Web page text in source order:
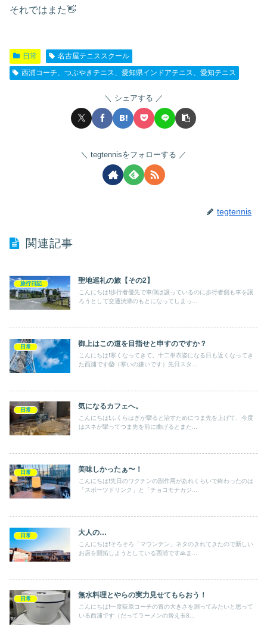
それではまた👋
日常
名古屋テニススクール
西浦コーチ、つぶやきテニス、愛知県インドアテニス、愛知テニス
シェアする
tegtennisをフォローする
tegtennis
関連記事
旅行日記 聖地巡礼の旅【その2】
こんにちは❗️歩行者優先で車側は譲っているのに歩行者側も車を譲
ろうとして交通渋滞のもとになってしまっ...
日常 御上はこの道を目指せと申すのですか？
こんにちは❗️寒くなってきて、十二単衣姿になる日も近くなってき
た西浦です😱（寒いの嫌いです）先日スタ...
日常 気になるカフェへ。
こんにちは❗️ふくらはぎが攣ると治すためにつま先を上げて、今度
はスネが攣ってつま先を前に曲げるとまた...
日常 美味しかったぁ〜！
こんにちは❗️先日のワクチンの副作用があれくらいで終わったのは
「スポーツドリンク」と「チョコモナカジ...
日常 大人の…
こんにちは❗️そろそろ「マウンテン」ネタのきれてきたので新しい
お店を開拓しようとしている西浦です🙏ま...
日常 無水料理とやらの実力見せてもらおう！
こんにちは❗️一度荻原コーチの胃の大きさを測ってみたいと思って
いる西浦です（だってラーメンの替え玉8...